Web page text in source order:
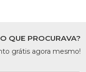
QUE PROCURAVA?
grátis agora mesmo!